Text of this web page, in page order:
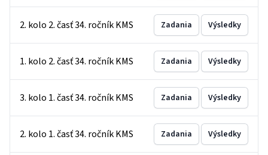
2. kolo 2. časť 34. ročník KMS Zadania Výsledky
1. kolo 2. časť 34. ročník KMS Zadania Výsledky
3. kolo 1. časť 34. ročník KMS Zadania Výsledky
2. kolo 1. časť 34. ročník KMS Zadania Výsledky